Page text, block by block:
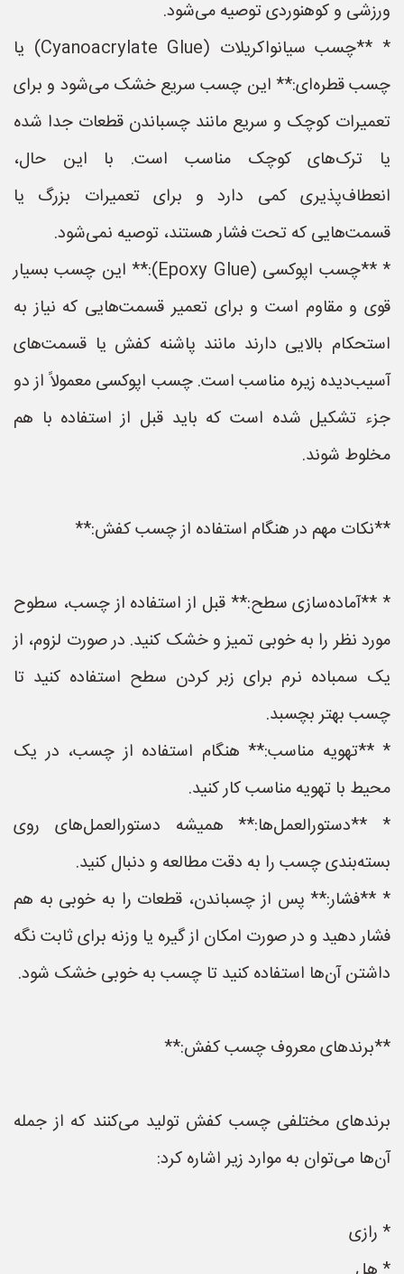
ورزشی و کوهنوردی توصیه می‌شود.
* **چسب سیانواکریلات (Cyanoacrylate Glue) یا
چسب قطره‌ای:** این چسب سریع خشک می‌شود و برای
تعمیرات کوچک و سریع مانند چسباندن قطعات جدا شده
یا ترک‌های کوچک مناسب است. با این حال،
انعطاف‌پذیری کمی دارد و برای تعمیرات بزرگ یا
قسمت‌هایی که تحت فشار هستند، توصیه نمی‌شود.
* **چسب اپوکسی (Epoxy Glue):** این چسب بسیار
قوی و مقاوم است و برای تعمیر قسمت‌هایی که نیاز به
استحکام بالایی دارند مانند پاشنه کفش یا قسمت‌های
آسیب‌دیده زیره مناسب است. چسب اپوکسی معمولاً از دو
جزء تشکیل شده است که باید قبل از استفاده با هم
مخلوط شوند.
**نکات مهم در هنگام استفاده از چسب کفش:**
* **آماده‌سازی سطح:** قبل از استفاده از چسب، سطوح
مورد نظر را به خوبی تمیز و خشک کنید. در صورت لزوم، از
یک سمباده نرم برای زبر کردن سطح استفاده کنید تا
چسب بهتر بچسبد.
* **تهویه مناسب:** هنگام استفاده از چسب، در یک
محیط با تهویه مناسب کار کنید.
* **دستورالعمل‌ها:** همیشه دستورالعمل‌های روی
بسته‌بندی چسب را به دقت مطالعه و دنبال کنید.
* **فشار:** پس از چسباندن، قطعات را به خوبی به هم
فشار دهید و در صورت امکان از گیره یا وزنه برای ثابت نگه
داشتن آن‌ها استفاده کنید تا چسب به خوبی خشک شود.
**برندهای معروف چسب کفش:**
برندهای مختلفی چسب کفش تولید می‌کنند که از جمله
آن‌ها می‌توان به موارد زیر اشاره کرد:
* رازی